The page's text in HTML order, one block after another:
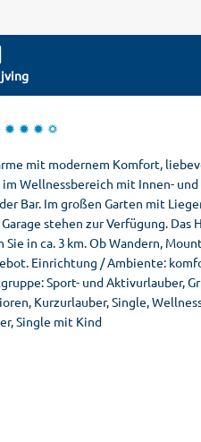
mit modernem Komfort,
Wellnessbereich mit Innen-
Bar. Im großen Garten mit
stehen zur Verfügung.
Sie in ca. 3 km. Ob Wandern,
Einrichtung / Ambiente:
Sport- und Aktivurlauber,
Kurzurlauber, Single,
Single mit Kind